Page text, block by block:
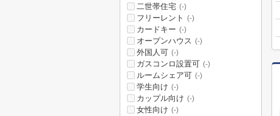
二世帯住宅 (-)
フリーレント (-)
カードキー (-)
オープンハウス (-)
外国人可 (-)
ガスコンロ設置可 (-)
ルームシェア可 (-)
学生向け (-)
カップル向け (-)
女性向け (-)